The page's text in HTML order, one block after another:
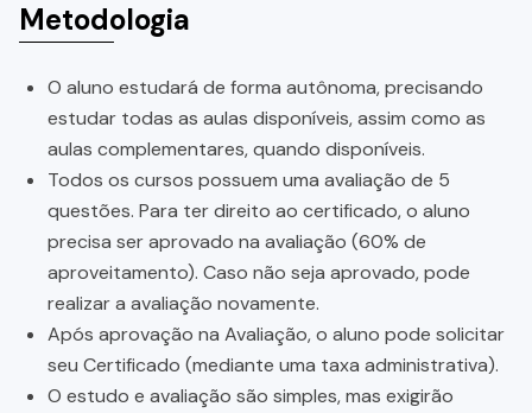
Metodologia
O aluno estudará de forma autônoma, precisando
estudar todas as aulas disponíveis, assim como as
aulas complementares, quando disponíveis.
Todos os cursos possuem uma avaliação de 5
questões. Para ter direito ao certificado, o aluno
precisa ser aprovado na avaliação (60% de
aproveitamento). Caso não seja aprovado, pode
realizar a avaliação novamente.
Após aprovação na Avaliação, o aluno pode solicitar
seu Certificado (mediante uma taxa administrativa).
O estudo e avaliação são simples, mas exigirão